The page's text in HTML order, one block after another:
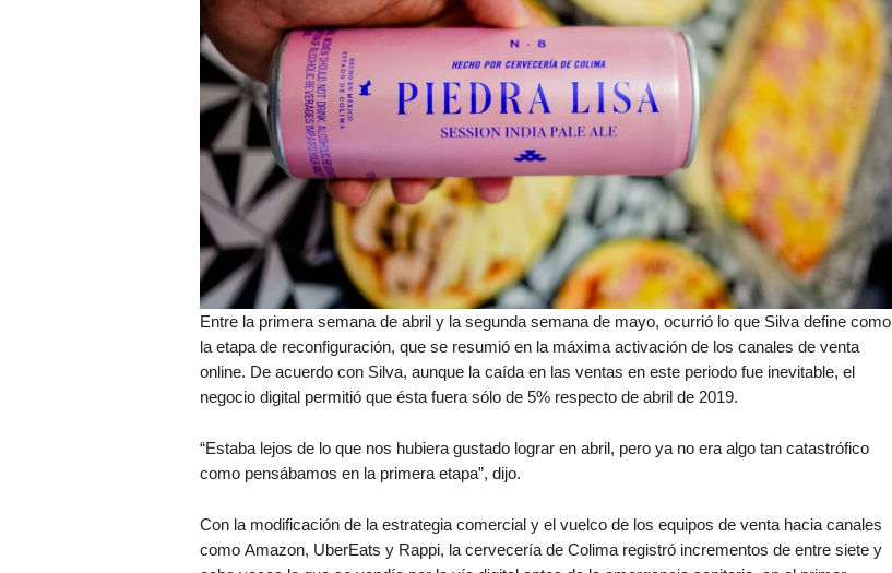
Entre la primera semana de abril y la segunda semana de mayo, ocurrió lo que Silva define como
la etapa de reconfiguración, que se resumió en la máxima activación de los canales de venta
online. De acuerdo con Silva, aunque la caída en las ventas en este periodo fue inevitable, el
negocio digital permitió que ésta fuera sólo de 5% respecto de abril de 2019.
“Estaba lejos de lo que nos hubiera gustado lograr en abril, pero ya no era algo tan catastrófico
como pensábamos en la primera etapa”, dijo.
Con la modificación de la estrategia comercial y el vuelco de los equipos de venta hacia canales
como Amazon, UberEats y Rappi, la cervecería de Colima registró incrementos de entre siete y